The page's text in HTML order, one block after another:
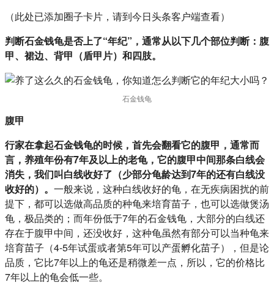
（此处已添加圈子卡片，请到今日头条客户端查看）
判断石金钱龟是否上了“年纪”，通常从以下几个部位判断：腹
甲、裙边、背甲（盾甲片）和四肢。
石金钱龟
腹甲
行家在拿起石金钱龟的时候，首先会翻看它的腹甲，通常而
言，养殖年份有7年及以上的老龟，它的腹甲中间那条白线会
消失，我们叫白线收好了（少部分龟龄达到7年的还有白线没
收好的）。 一般来说，这种白线收好的龟，在无疾病困扰的前
提下，都可以选做高品质的种龟来培育苗子，也可以选做煲汤
龟，极品类的；而年份低于7年的石金钱龟，大部分的白线还
存在于腹甲中间，还没收好，这种龟虽然有部分可以当种龟来
培育苗子（4-5年试蛋或者第5年可以产蛋孵化苗子），但是论
品质，它比7年以上的龟还是稍微差一点，所以，它的价格比
7年以上的龟会低一些。